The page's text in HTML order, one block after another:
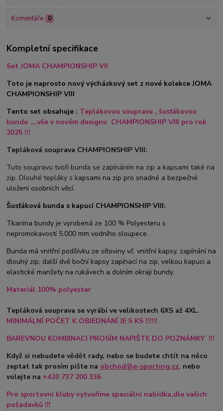
Komentáře 0
Kompletní specifikace
Set JOMA CHAMPIONSHIP VII
Toto je naprosto nový výcházkový set z nové kolekce JOMA
CHAMPIONSHIP VIII
Tento set obsahuje : Teplákovou soupravu , šusťákovou
bundu ....vše v novém designu CHAMPIONSHIP VIII pro rok
2025 !!!
Tepláková souprava CHAMPIONSHIP VIII:
Tuto soupravu tvoří bunda se zapínáním na zip a kapsami také na
zip. Dlouhé tepláky s kapsami na zip pro snadné a bezpečné
uložení osobních věcí.
Šusťáková bunda s kapucí CHAMPIONSHIP VIII:
Tkanina bundy je vyrobená ze 100 % Polyesteru s
nepromokavostí 5.000 mm vodního sloupece.
Bunda má vnitřní podšívku ze síťoviny vč. vnitřní kapsy, zapínání na
dlouhý zip, další dvě boční kapsy zapínací na zip, velkou kapuci a
elastické manžety na rukávech a dolním okraji bundy.
Materiál 100% polyester
Tepláková souprava se vyrábí ve velikostech 6XS až 4XL.
MINIMÁLNÍ POČET K OBJEDNÁNÍ JE 5 KS !!!!!!
BAREVNOU KOMBINACI PROSÍM NAPIŠTE DO POZNÁMKY !!!
Když si nebudete vědět rady, nebo se budete chtít na něco
zeptat tak prosím pište na obchod@e-sporting.cz, nebo
volejte na +420 737 200 336
Pro sportovní kluby vytvoříme speciální nabídku,dle vašich
požadavků !!!